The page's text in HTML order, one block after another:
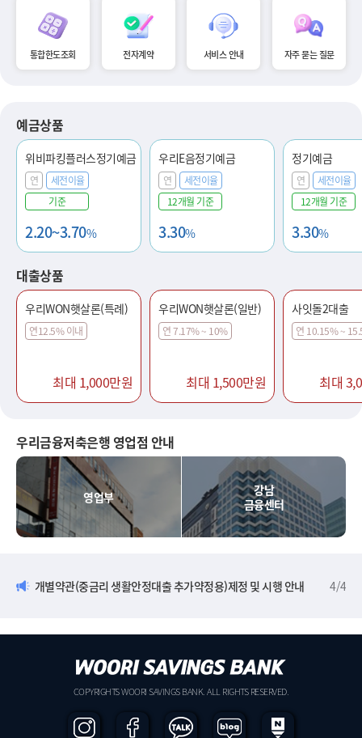
통합한도조회 전자계약 서비스 안내 자주 묻는 질문
예금상품
위비파킹플러스정기예금
연
세전이율
기준
2.20~3.70%
우리E음정기예금
연
세전이율
12개월 기준
3.30%
정기예금
연
세전이율
12개월 기준
3.30%
대출상품
우리WON햇살론(특례)
연12.5% 이내
최대 1,000만원
우리WON햇살론(일반)
연 7.17% ~ 10%
최대 1,500만원
사잇돌2대출
연 10.15% ~
최대
우리금융저축은행 영업점 안내
영업부
강남
금융센터
개별약관(중금리 생활안정대출 추가약정용)제정 및 시행 안내 4/4
COPYRIGHTS WOORI SAVINGS BANK. ALL RIGHTS RESERVED.